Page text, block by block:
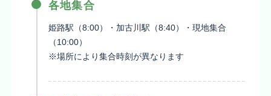
各地集合
姫路駅（8:00）・加古川駅（8:40）・現地集合
（10:00）
※場所により集合時刻が異なります